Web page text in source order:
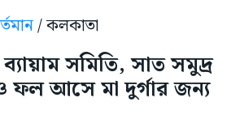
/ কলকাতা
সমিতি, সাত সমুদ্র
ফল আসে মা দুর্গার জন্য